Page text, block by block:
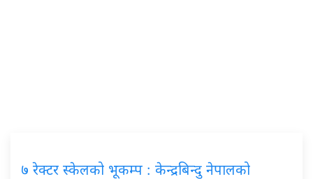
७ रेक्टर स्केलको भूकम्प : केन्द्रबिन्दु नेपालको